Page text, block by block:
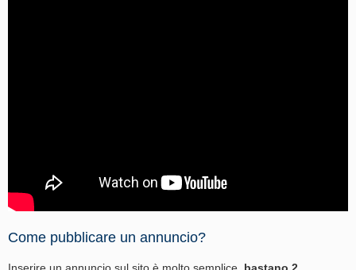
Come pubblicare un annuncio?